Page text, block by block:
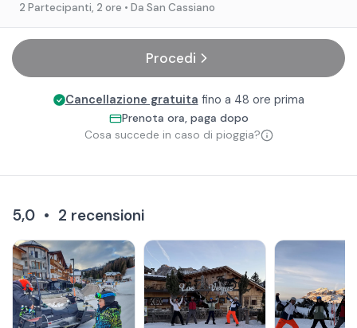
2 Partecipanti, 2 ore • Da San Cassiano
Procedi
Cancellazione gratuita fino a 48 ore prima
Prenota ora, paga dopo
Cosa succede in caso di pioggia?
5,0 • 2 recensioni